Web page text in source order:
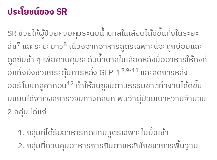
ประโยชน์ของ SR
SR ช่วยให้ผู้ป่วยควบคุมระดับน้ำตาลในเลือดได้ดีขึ้นทั้งในระยะ
สั้น7 และระยะยาว8 เนื่องจากอาหารสูตรเฉพาะนี้จะถูกย่อยและ
ดูดซึมช้า ๆ เพื่อควบคุมระดับน้ำตาลในเลือดหลังมื้ออาหารให้คงที่
อีกทั้งยังช่วยกระตุ้นการหลั่ง GLP-17,9-11 และลดการหลั่ง
ฮอร์โมนกลูคากอน12 ทำให้อินซูลินตามธรรมชาติทำงานได้ดีขึ้น
ยืนยันได้จากผลการวิจัยทางคลินิก พบว่าผู้ป่วยเบาหวานจำนวน
2 กลุ่ม ได้แก่
กลุ่มที่ได้รับอาหารทดแทนสูตรเฉพาะในมื้อเช้า
กลุ่มที่ควบคุมอาหารการกินตามหลักโภชนาการพื้นฐาน